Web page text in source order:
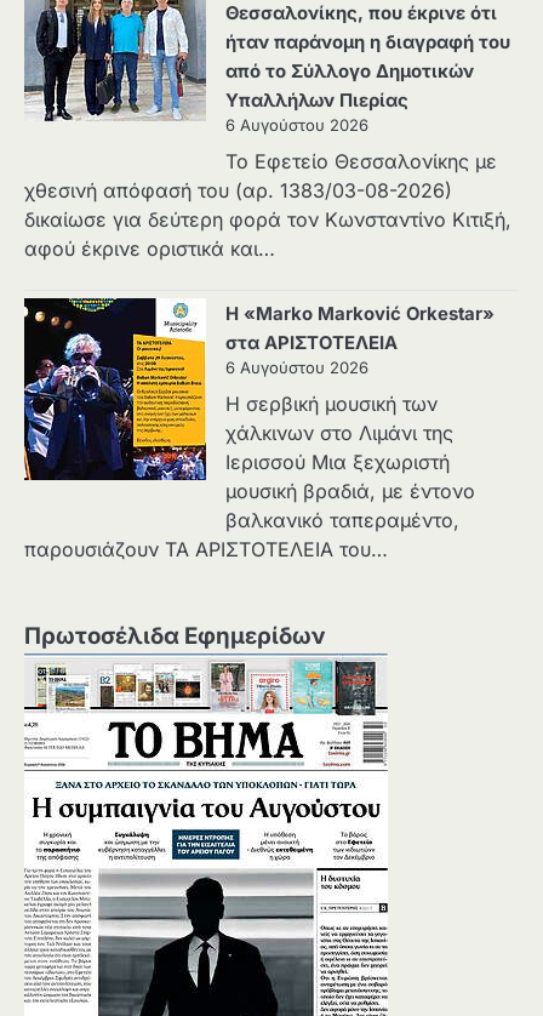
Θεσσαλονίκης, που έκρινε ότι
ήταν παράνομη η διαγραφή του
από το Σύλλογο Δημοτικών
Υπαλλήλων Πιερίας
6 Αυγούστου 2026
Το Εφετείο Θεσσαλονίκης με
χθεσινή απόφασή του (αρ. 1383/03-08-2026)
δικαίωσε για δεύτερη φορά τον Κωνσταντίνο Κιτιξή,
αφού έκρινε οριστικά και…
Η «Marko Marković Orkestar»
στα ΑΡΙΣΤΟΤΕΛΕΙΑ
6 Αυγούστου 2026
Η σερβική μουσική των
χάλκινων στο Λιμάνι της
Ιερισσού Μια ξεχωριστή
μουσική βραδιά, με έντονο
βαλκανικό ταπεραμέντο,
παρουσιάζουν ΤΑ ΑΡΙΣΤΟΤΕΛΕΙΑ του…
Πρωτοσέλιδα Εφημερίδων